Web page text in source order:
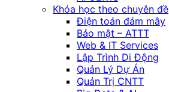
Khóa học theo chuyên đề
Điện toán đám mây
Bảo mật – ATTT
Web & IT Services
Lập Trình Di Động
Quản Lý Dự Án
Quản Trị CNTT